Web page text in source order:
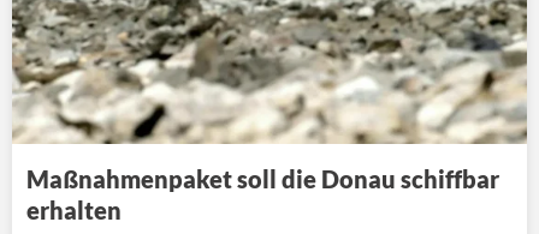
Maßnahmenpaket soll die Donau schiffbar
erhalten